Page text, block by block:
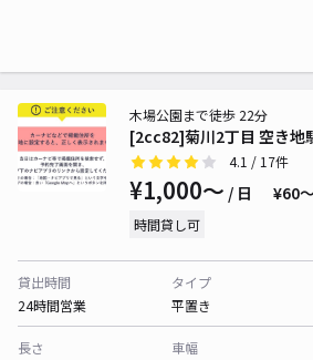
[2cc82]菊川2丁目 空き地
木場公園まで徒歩 22分
4.1 / 17件
¥1,000〜 / 日 ¥60
時間貸し可
貸出時間
24時間営業
タイプ
平置き
長さ
車幅